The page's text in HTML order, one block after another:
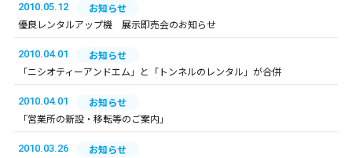
2010.05.12
お知らせ
優良レンタルアップ機 展示即売会のお知らせ
2010.04.01
お知らせ
「ニシオティーアンドエム」と「トンネルのレンタル」が合併
2010.04.01
お知らせ
「営業所の新設・移転等のご案内」
2010.03.26
お知らせ